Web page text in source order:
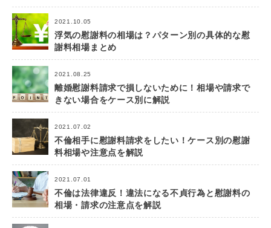
2021.10.05
浮気の慰謝料の相場は？パターン別の具体的な慰
謝料相場まとめ
2021.08.25
離婚慰謝料請求で損しないために！相場や請求で
きない場合をケース別に解説
2021.07.02
不倫相手に慰謝料請求をしたい！ケース別の慰謝
料相場や注意点を解説
2021.07.01
不倫は法律違反！違法になる不貞行為と慰謝料の
相場・請求の注意点を解説